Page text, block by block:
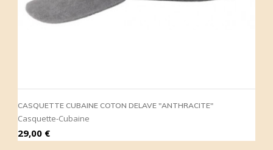
CASQUETTE CUBAINE COTON DELAVE "ANTHRACITE"
Casquette-Cubaine
Prix
29,00 €